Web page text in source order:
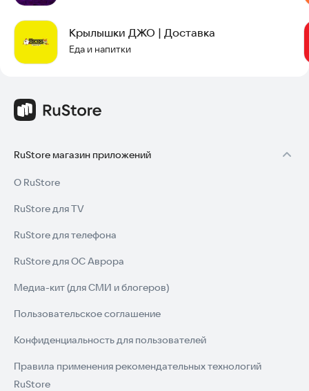
Крылышки ДЖО | Доставка
Еда и напитки
RuStore магазин приложений
О RuStore
RuStore для TV
RuStore для телефона
RuStore для ОС Аврора
Медиа-кит (для СМИ и блогеров)
Пользовательское соглашение
Конфиденциальность для пользователей
Правила применения рекомендательных технологий
RuStore